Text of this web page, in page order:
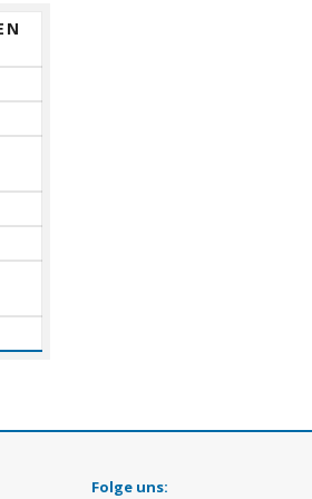
Folge uns: